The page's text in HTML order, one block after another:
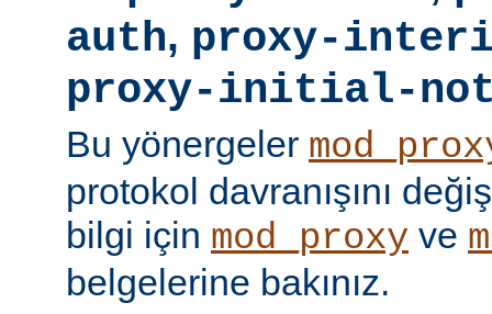
auth, proxy-
proxy-initial-
Bu yönergeler
protokol davranışını
bilgi için mod_proxy ve
belgelerine bakınız.